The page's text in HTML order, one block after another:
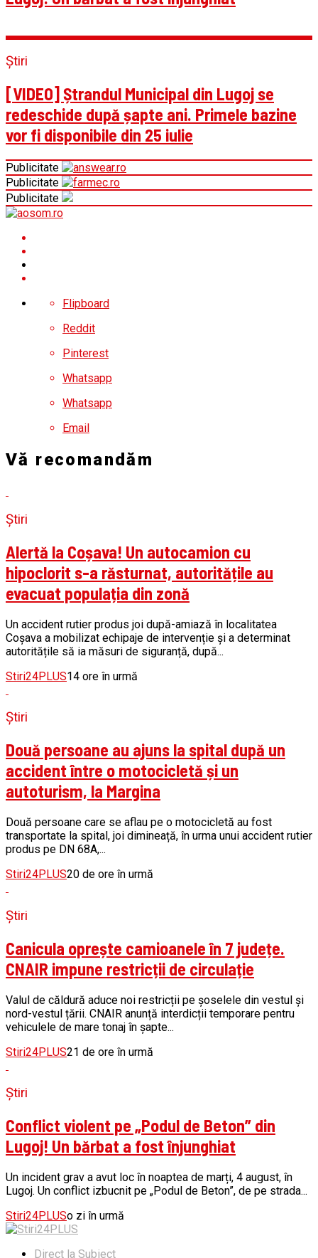
Știri
[VIDEO] Ștrandul Municipal din Lugoj se
redeschide după șapte ani. Primele bazine
vor fi disponibile din 25 iulie
Publicitate
Publicitate
Publicitate
Flipboard
Reddit
Pinterest
Whatsapp
Whatsapp
Email
Vă recomandăm
Știri
Alertă la Coșava! Un autocamion cu
hipoclorit s-a răsturnat, autoritățile au
evacuat populația din zonă
Un accident rutier produs joi după-amiază în localitatea
Coșava a mobilizat echipaje de intervenție și a determinat
autoritățile să ia măsuri de siguranță, după...
Stiri24PLUS14 ore în urmă
Știri
Două persoane au ajuns la spital după un
accident între o motocicletă și un
autoturism, la Margina
Două persoane care se aflau pe o motocicletă au fost
transportate la spital, joi dimineață, în urma unui accident rutier
produs pe DN 68A,...
Stiri24PLUS20 de ore în urmă
Știri
Canicula oprește camioanele în 7 județe.
CNAIR impune restricții de circulație
Valul de căldură aduce noi restricții pe șoselele din vestul și
nord-vestul țării. CNAIR anunță interdicții temporare pentru
vehiculele de mare tonaj în șapte...
Stiri24PLUS21 de ore în urmă
Știri
Conflict violent pe „Podul de Beton” din
Lugoj! Un bărbat a fost înjunghiat
Un incident grav a avut loc în noaptea de marți, 4 august, în
Lugoj. Un conflict izbucnit pe „Podul de Beton”, de pe strada...
Stiri24PLUSo zi în urmă
Direct la Subiect